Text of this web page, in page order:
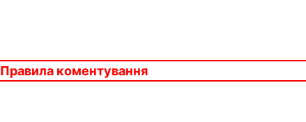
Правила коментування